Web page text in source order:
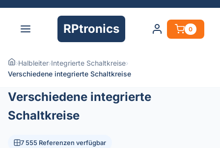
RPtronics 0
›Halbleiter›Integrierte Schaltkreise›
Verschiedene integrierte Schaltkreise
Verschiedene integrierte
Schaltkreise
7 555 Referenzen verfügbar